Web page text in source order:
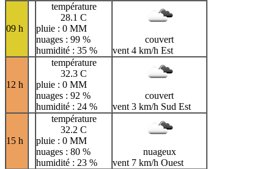
09 h
température
28.1 C
pluie : 0 MM
nuages : 99 %
humidité : 35 %
couvert
vent 4 km/h Est
12 h
température
32.3 C
pluie : 0 MM
nuages : 92 %
humidité : 24 %
couvert
vent 3 km/h Sud Est
15 h
température
32.2 C
pluie : 0 MM
nuages : 80 %
humidité : 23 %
nuageux
vent 7 km/h Ouest